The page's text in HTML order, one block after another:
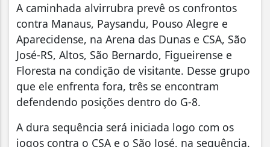
A caminhada alvirrubra prevê os confrontos
contra Manaus, Paysandu, Pouso Alegre e
Aparecidense, na Arena das Dunas e CSA, São
José-RS, Altos, São Bernardo, Figueirense e
Floresta na condição de visitante. Desse grupo
que ele enfrenta fora, três se encontram
defendendo posições dentro do G-8.
A dura sequência será iniciada logo com os
jogos contra o CSA e o São José, na sequência.